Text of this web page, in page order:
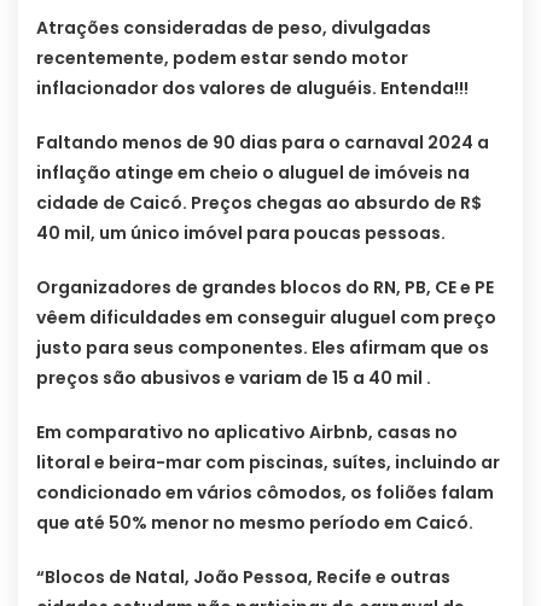
Atrações consideradas de peso, divulgadas
recentemente, podem estar sendo motor
inflacionador dos valores de aluguéis. Entenda!!!
Faltando menos de 90 dias para o carnaval 2024 a
inflação atinge em cheio o aluguel de imóveis na
cidade de Caicó. Preços chegas ao absurdo de R$
40 mil, um único imóvel para poucas pessoas.
Organizadores de grandes blocos do RN, PB, CE e PE
vêem dificuldades em conseguir aluguel com preço
justo para seus componentes. Eles afirmam que os
preços são abusivos e variam de 15 a 40 mil .
Em comparativo no aplicativo Airbnb, casas no
litoral e beira-mar com piscinas, suítes, incluindo ar
condicionado em vários cômodos, os foliões falam
que até 50% menor no mesmo período em Caicó.
“Blocos de Natal, João Pessoa, Recife e outras